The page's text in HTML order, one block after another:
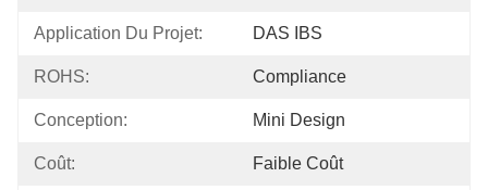
Application Du Projet: DAS IBS
ROHS: Compliance
Conception: Mini Design
Coût: Faible Coût